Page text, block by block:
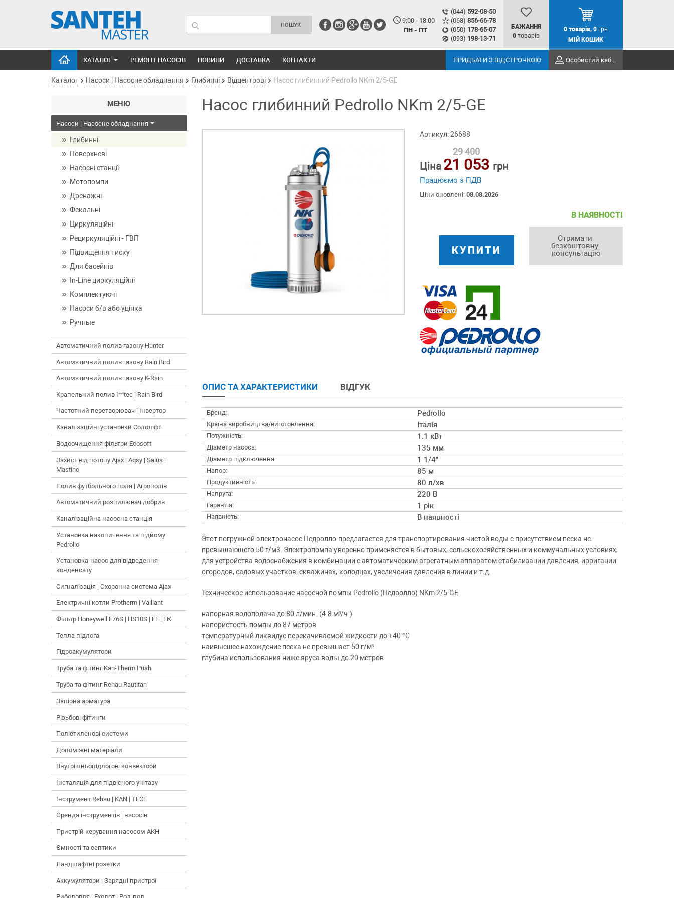
9:00 - 18:00
ПН - ПТ
(044) 592-08-50
(068) 856-66-78
(050) 178-65-07
(093) 198-13-71
БАЖАННЯ
0 товарів
0 товарів, 0 грн
МІЙ КОШИК
КАТАЛОГ РЕМОНТ НАСОСІВ НОВИНИ ДОСТАВКА КОНТАКТИ ПРИДБАТИ З ВІДСТРОЧКОЮ Особистий кабінет
Каталог Насоси | Насосне обладнання Глибинні Відцентрові Насос глибинний Pedrollo NKm 2/5-GE
МЕНЮ
Насоси | Насосне обладнання
Глибинні
Поверхневі
Насосні станції
Мотопомпи
Дренажні
Фекальні
Циркуляційні
Рециркуляційні - ГВП
Підвищення тиску
Для басейнів
In-Line циркуляційні
Комплектуючі
Насоси б/в або уцінка
Ручные
Автоматичний полив газону Hunter
Автоматичний полив газону Rain Bird
Автоматичний полив газону K-Rain
Крапельний полив Irritec | Rain Bird
Частотний перетворювач | Інвертор
Каналізаційні установки Сололіфт
Водоочищення фільтри Ecosoft
Захист від потопу Ajax | Aqsy | Salus |
Mastino
Полив футбольного поля | Агрополів
Автоматичний розпилювач добрив
Каналізаційна насосна станція
Установка накопичення та підйому
Pedrollo
Установка-насос для відведення
конденсату
Сигналізація | Охоронна система Ajax
Електричні котли Protherm | Vaillant
Фільтр Honeywell F76S | HS10S | FF | FK
Тепла підлога
Гідроакумулятори
Труба та фітинг Kan-Therm Push
Труба та фітинг Rehau Rautitan
Запірна арматура
Різьбові фітинги
Поліетиленові системи
Допоміжні матеріали
Внутрішньопідлогові конвектори
Інсталяція для підвісного унітазу
Інструмент Rehau | KAN | TECE
Оренда інструментів | насосів
Пристрій керування насосом АКН
Ємності та септики
Ландшафтні розетки
Аккумулятори | Зарядні пристрої
Насос глибинний Pedrollo NKm 2/5-GE
Артикул: 26688
Ціна
29 400
21 053 грн
Працюємо з ПДВ
Ціни оновлені: 08.08.2026
КУПИТИ
В НАЯВНОСТІ
Отримати
безкоштовну
консультацію
ОПИС ТА ХАРАКТЕРИСТИКИ ВІДГУК
Бренд: Pedrollo
Країна виробництва/виготовлення: Італія
Потужність: 1.1 кВт
Діаметр насоса: 135 мм
Діаметр підключення: 1 1/4"
Напор: 85 м
Продуктивність: 80 л/хв
Напруга: 220 В
Гарантія: 1 рік
Наявність: В наявності
Этот погружной электронасос Педролло предлагается для транспортирования чистой воды с присутствием песка не
превышающего 50 г/м3. Электропомпа уверенно применяется в бытовых, сельскохозяйственных и коммунальных условиях,
для устройства водоснабжения в комбинации с автоматическим агрегатным аппаратом стабилизации давления, ирригации
огородов, садовых участков, скважинах, колодцах, увеличения давления в линии и т.д.
Техническое использование насосной помпы Pedrollo (Педролло) NKm 2/5-GE
напорная водоподача до 80 л/мин. (4.8 м³/ч.)
напористость помпы до 87 метров
температурный ликвидус перекачиваемой жидкости до +40 °C
наивысшее нахождение песка не превышает 50 г/м³
глубина использования ниже яруса воды до 20 метров